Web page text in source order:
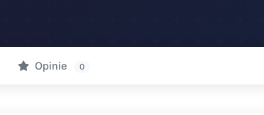
Opinie 0